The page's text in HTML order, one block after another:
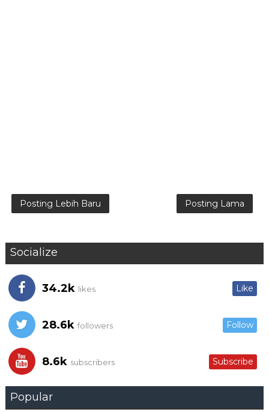
Posting Lebih Baru Posting Lama
Socialize
34.2k likes Like
28.6k followers Follow
8.6k subscribers Subscribe
Popular